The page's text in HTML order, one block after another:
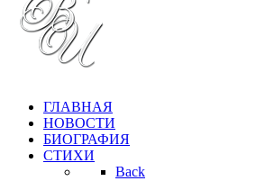
ГЛАВНАЯ
НОВОСТИ
БИОГРАФИЯ
СТИХИ
Back